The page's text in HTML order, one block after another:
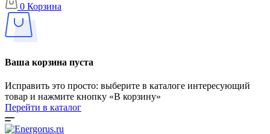
0 Корзина
Ваша корзина пуста
Исправить это просто: выберите в каталоге интересующий
товар и нажмите кнопку «В корзину»
Перейти в каталог